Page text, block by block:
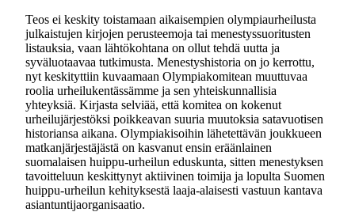
Teos ei keskity toistamaan aikaisempien olympiaurheilusta
julkaistujen kirjojen perusteemoja tai menestyssuoritusten
listauksia, vaan lähtökohtana on ollut tehdä uutta ja
syväluotaavaa tutkimusta. Menestyshistoria on jo kerrottu,
nyt keskityttiin kuvaamaan Olympiakomitean muuttuvaa
roolia urheilukentässämme ja sen yhteiskunnallisia
yhteyksiä. Kirjasta selviää, että komitea on kokenut
urheilujärjestöksi poikkeavan suuria muutoksia satavuotisen
historiansa aikana. Olympiakisoihin lähetettävän joukkueen
matkanjärjestäjästä on kasvanut ensin eräänlainen
suomalaisen huippu-urheilun eduskunta, sitten menestyksen
tavoitteluun keskittynyt aktiivinen toimija ja lopulta Suomen
huippu-urheilun kehityksestä laaja-alaisesti vastuun kantava
asiantuntijaorganisaatio.